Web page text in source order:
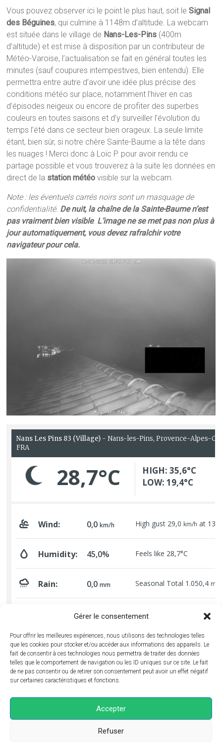
Gérer le consentement
Pour offrir les meilleures expériences, nous utilisons des technologies telles
que les cookies pour stocker et/ou accéder aux informations des appareils. Le
fait de consentir à ces technologies nous permettra de traiter des données
telles que le comportement de navigation ou les ID uniques sur ce site. Le fait
de ne pas consentir ou de retirer son consentement peut avoir un effet négatif
sur certaines caractéristiques et fonctions.
Accepter
Refuser
Vous pouvez observer ici le point le plus haut, soit leSignal
des Béguines, qui culmine à 1148m d’altitude. La webcam
est située dans le village de Nans-Les-Pins (400m
d’altitude) et est mise à disposition par un contributeur de
Météo-Varoise, l’actualisation se fait en général toutes les
minutes (sauf coupures intempestives, bien entendu). Elle
permettra entre autre d’avoir une idée plus précise des
conditions météo sur place, notamment l’hiver en cas
d’épisodes neigeux ou encore de profiter des superbes
couleurs en toutes saisons et d’y surveiller l’évolution du
temps l’été dans ce secteur bien orageux. La seule limite
étant, bien sûr, si notre chère Sainte-Baume a la tête dans
les nuages ! Merci donc à Loïc P. pour avoir rendu ce
partage possible et vous trouverez à la suite les données en
direct de la station météo visible sur la webcam.
Note : les éventuels carrés noirs sont un masquage de
confidentialité. De nuit, la chaîne de la Sainte-Baume n’est
pas vraiment bien visible. L’image ne se met pas non plus à
jour automatiquement, vous devez rafraîchir votre
navigateur pour cela.